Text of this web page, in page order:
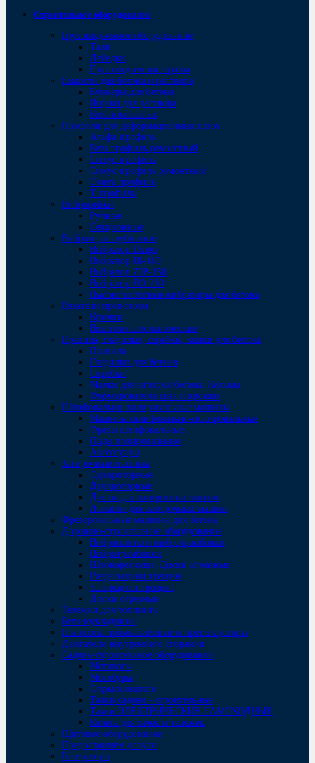
Строительное оборудование
Грузоподъемное оборудование
Тали
Лебедки
Грузоподъемные краны
Емкости для бетона и раствора
Бункеры для бетона
Ящики для раствора
Бетономешалки
Профили для деформационных швов
Альфа профиль
Бета профиль ремонтный
Синус профиль
Синус профиль ремонтный
Омега профиль
Т профиль
Виброрейки
Ручные
Секционные
Вибраторы глубинные
Вибратор Dingo
Вибратор JB-160
Вибратор ZIP-150
Bибратор FO-230
Высокочастотные вибраторы для бетона
Вязатели проволоки
Крючки
Вязатели автоматические
Правила, гладилки, скребки, малки для бетона
Правила
Гладилки для бетона
Скребки
Малки для затирки бетона. Кельмы
Формирователи шва и кромки
Шлифовально-полировальные машины
Машины шлифовально-полировальные
Фрезы шлифовальные
Пады полировальные
Аксессуары
Затирочные машины
Однороторные
Двухроторные
Диски для затирочных машин
Лопасти для затирочных машин
Фрезеровальные машины для бетона
Дорожно-строительное оборудование
Виброплиты и вибротрамбовки
Вибротрамбовки
Швонарезчики. Диски алмазные
Раздельщики трещин
Заливщики трещин
Диски отрезные
Тележки для топпинга
Бетоноукладчики
Пылесосы промышленные и пресепараторы
Двигатели внутреннего сгорания
Садово-строительное оборудование
Мотокосы
Мотобуры
Опрыскиватели
Тачки садово - строительные
Тачки ЭЛЕКТРИЧЕСКИЕ САМОХОДНЫЕ
Колеса для тачек и тележек
Щитовое оборудование
Предоставляем услуги
Генераторы